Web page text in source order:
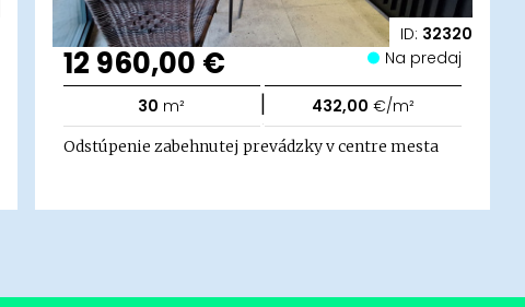
ID: 32320
12 960,00 € Na predaj
30 m² | 432,00 €/m²
Odstúpenie zabehnutej prevádzky v centre mesta